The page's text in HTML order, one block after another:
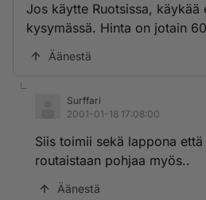
Jos käytte Ruotsissa, käykää
kysymässä. Hinta on jotain
Äänestä
Surffari
2001-01-18 17:08:00
Siis toimii sekä lappona
routaistaan pohjaa myös..
Äänestä